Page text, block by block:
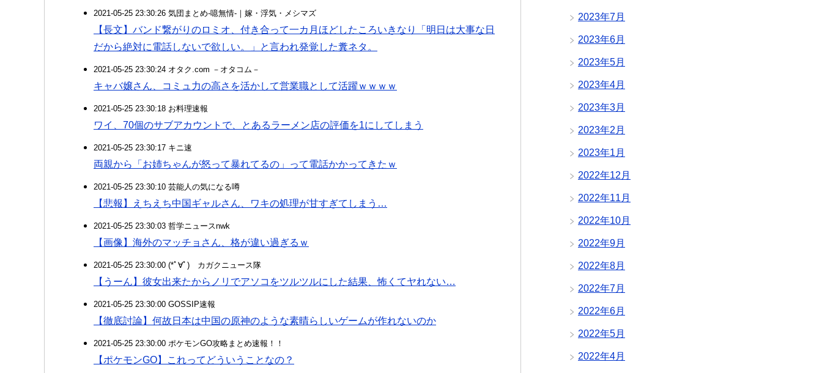
2021-05-25 23:30:26 気団まとめ-噫無情-｜嫁・浮気・メシマズ
【長文】バンド繋がりのロミオ、付き合って一カ月ほどしたころいきなり「明日は大事な日
だから絶対に電話しないで欲しい。」と言われ発覚した糞ネタ。
2021-05-25 23:30:24 オタク.com －オタコム－
キャバ嬢さん、コミュ力の高さを活かして営業職として活躍ｗｗｗｗ
2021-05-25 23:30:18 お料理速報
ワイ、70個のサブアカウントで、とあるラーメン店の評価を1にしてしまう
2021-05-25 23:30:17 キニ速
両親から「お姉ちゃんが怒って暴れてるの」って電話かかってきたｗ
2021-05-25 23:30:10 芸能人の気になる噂
【悲報】えちえち中国ギャルさん、ワキの処理が甘すぎてしまう…
2021-05-25 23:30:03 哲学ニュースnwk
【画像】海外のマッチョさん、格が違い過ぎるｗ
2021-05-25 23:30:00 (*ﾟ∀ﾟ)ゞカガクニュース隊
【うーん】彼女出来たからノリでアソコをツルツルにした結果、怖くてヤれない…
2021-05-25 23:30:00 GOSSIP速報
【徹底討論】何故日本は中国の原神のような素晴らしいゲームが作れないのか
2021-05-25 23:30:00 ポケモンGO攻略まとめ速報！！
【ポケモンGO】これってどういうことなの？
2023年7月
2023年6月
2023年5月
2023年4月
2023年3月
2023年2月
2023年1月
2022年12月
2022年11月
2022年10月
2022年9月
2022年8月
2022年7月
2022年6月
2022年5月
2022年4月